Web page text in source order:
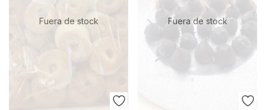
Fuera de stock Fuera de stock